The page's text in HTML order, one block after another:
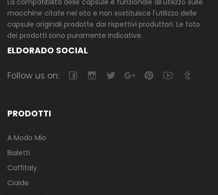
macchine citate nel sito e non sostituisce l'utilizzo delle
capsule originali prodotte dai rispettivi produttori. Le foto
dei prodotti sono puramente indicative.
ELDORADO SOCIAL
Follow us on:
PRODOTTI
A Modo Mio
Bialetti
Caffitaly
Cialde